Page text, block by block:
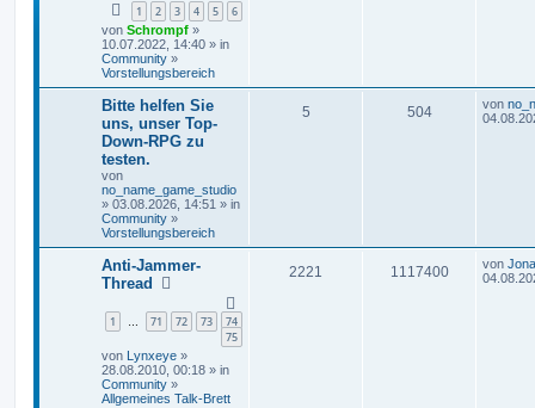
1 2 3 4 5 6
von Schrompf »
10.07.2022, 14:40 » in
Community »
Vorstellungsbereich
Bitte helfen Sie
uns, unser Top-
Down-RPG zu
testen.
von
no_name_game_studio
» 03.08.2026, 14:51 » in
Community »
Vorstellungsbereich
5 504 von
Anti-Jammer-
Thread
1 … 71 72 73
74
75
von Lynxeye »
28.08.2010, 00:18 » in
Community »
Allgemeines Talk-Brett
2221 1117400 von